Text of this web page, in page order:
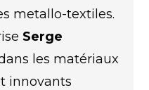
metallo-textiles.
Serge
les matériaux
innovants